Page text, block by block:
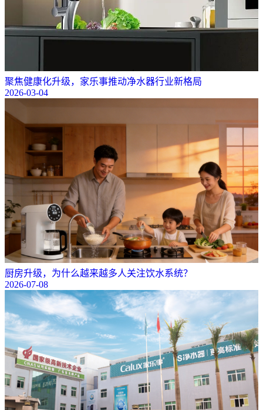
聚焦健康化升级，家乐事推动净水器行业新格局
2026-03-04
厨房升级，为什么越来越多人关注饮水系统？
2026-07-08